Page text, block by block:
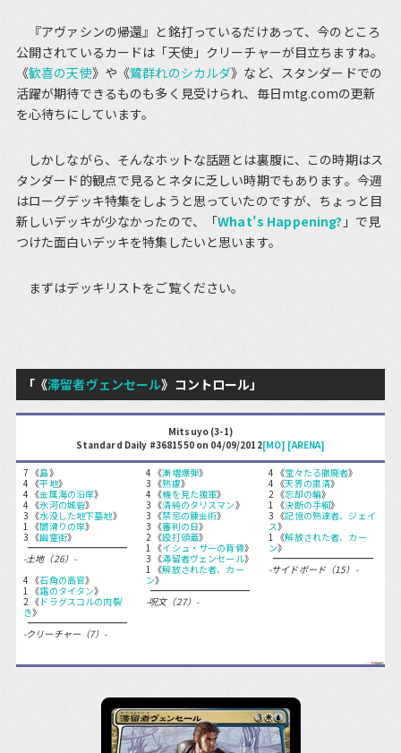
『アヴァシンの帰還』と銘打っているだけあって、今のところ
公開されているカードは「天使」クリーチャーが目立ちますね。
《歓喜の天使》や《鷺群れのシカルダ》など、スタンダードでの
活躍が期待できるものも多く見受けられ、毎日mtg.comの更新
を心待ちにしています。
しかしながら、そんなホットな話題とは裏腹に、この時期はス
タンダード的観点で見るとネタに乏しい時期でもあります。今週
はローグデッキ特集をしようと思っていたのですが、ちょっと目
新しいデッキが少なかったので、「What's Happening? 」で見
つけた面白いデッキを特集したいと思います。
まずはデッキリストをご覧ください。
「《滞留者ヴェンセール》コントロール」
Mitsuyo (3-1)
Standard Daily #3681550 on 04/09/2012[MO] [ARENA]
7 《島》
4 《平地》
4 《金属海の沿岸》
4 《氷河の城砦》
3 《水没した地下墓地》
1 《闇滑りの岸》
3 《幽霊街》
-土地（26）-
4 《石角の高官》
1 《霜のタイタン》
2 《ドラグスコルの肉裂
き》
-クリーチャー（7）-
4 《漸増爆弾》
3 《熟慮》
4 《機を見た援軍》
3 《清純のタリスマン》
3 《禁忌の錬金術》
3 《審判の日》
2 《殴打頭蓋》
1 《イシュ・サーの背骨》
3 《滞留者ヴェンセール》
1 《解放された者、カー
ン》
-呪文（27）-
4 《堂々たる撤廃者》
4 《天界の粛清》
2 《忘却の輪》
1 《決断の手綱》
3 《記憶の熟達者、ジェイ
ス》
1 《解放された者、カー
ン》
-サイドボード（15）-